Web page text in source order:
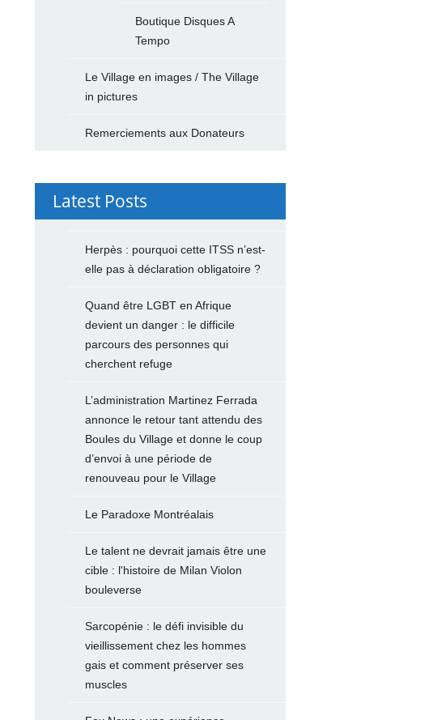
Boutique Disques A
Tempo
Le Village en images / The Village
in pictures
Remerciements aux Donateurs
Latest Posts
Herpès : pourquoi cette ITSS n’est-
elle pas à déclaration obligatoire ?
Quand être LGBT en Afrique
devient un danger : le difficile
parcours des personnes qui
cherchent refuge
L’administration Martinez Ferrada
annonce le retour tant attendu des
Boules du Village et donne le coup
d’envoi à une période de
renouveau pour le Village
Le Paradoxe Montréalais
Le talent ne devrait jamais être une
cible : l'histoire de Milan Violon
bouleverse
Sarcopénie : le défi invisible du
vieillissement chez les hommes
gais et comment préserver ses
muscles